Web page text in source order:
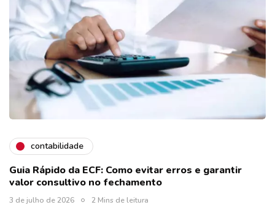
contabilidade
Guia Rápido da ECF: Como evitar erros e garantir
valor consultivo no fechamento
3 de julho de 2026 2 Mins de leitura